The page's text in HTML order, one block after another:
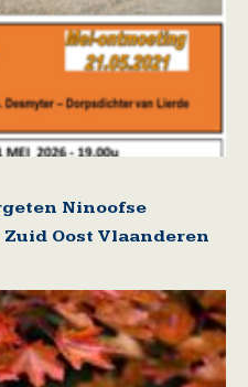
Ninoofse
Oost Vlaanderen